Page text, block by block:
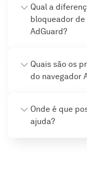
Qual a
bloqueador
AdGuard?
Quais são os
do navegador
Onde é que
ajuda?